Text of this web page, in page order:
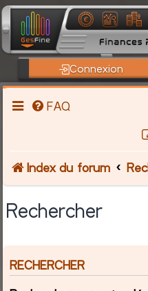
Connexion
FAQ
Index du forum
Rechercher
RECHERCHER